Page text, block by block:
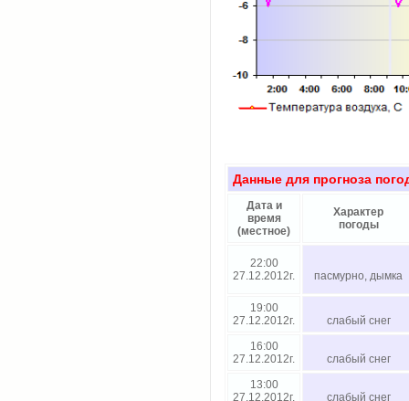
Данные для прогноза
Дата и
время
(местное)
Характер
погоды
22:00
27.12.2012г.
пасмурно, дымка
19:00
27.12.2012г.
слабый снег
16:00
27.12.2012г.
слабый снег
13:00
27.12.2012г.
слабый снег